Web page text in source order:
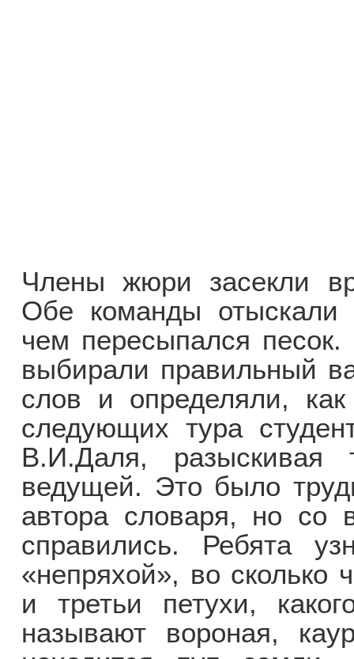
Члены жюри засекли
Обе команды отыскали
чем пересыпался
выбирали правильный
слов и определяли,
следующих тура
В.И.Даля,
ведущей. Это было
автора словаря, но со
справились. Ребята
«непряхой», во сколько
и третьи петухи,
называют вороная,